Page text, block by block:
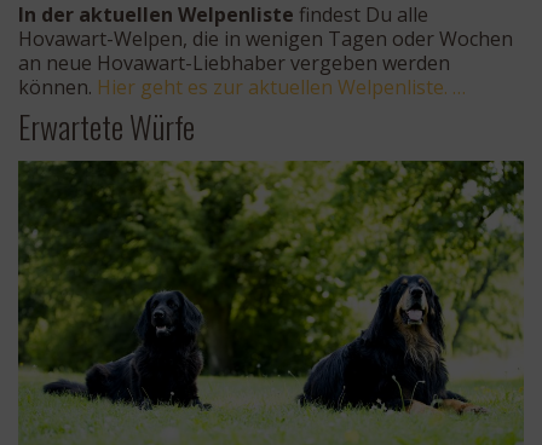
In der aktuellen Welpenliste findest Du alle
Hovawart-Welpen, die in wenigen Tagen oder Wochen
an neue Hovawart-Liebhaber vergeben werden
können. Hier geht es zur aktuellen Welpenliste. …
Erwartete Würfe